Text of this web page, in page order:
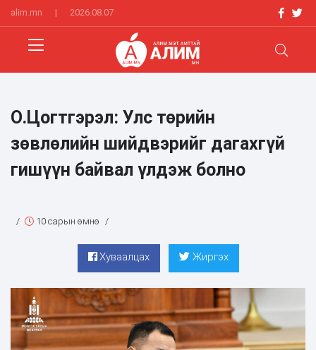
alim.mn | 2026.08.07
О.Цогтгэрэл: Улс төрийн
зөвлөлийн шийдвэрийг дагахгүй
гишүүн байвал үлдэж болно
/ 10 сарын өмнө /
Хуваалцах Жиргэх